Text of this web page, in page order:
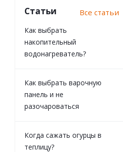
Статьи Все статьи
Как выбрать
накопительный
водонагреватель?
Как выбрать варочную
панель и не
разочароваться
Когда сажать огурцы в
теплицу?